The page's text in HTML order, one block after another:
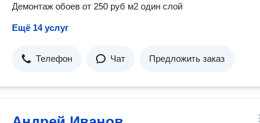
Демонтаж обоев от 250 руб м2 один слой
Ещё 14 услуг
Телефон Чат Предложить заказ